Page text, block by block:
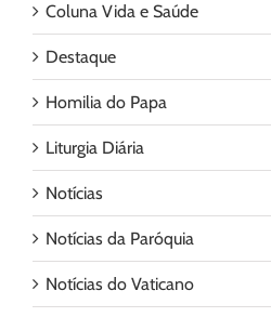
Coluna Vida e Saúde
Destaque
Homilia do Papa
Liturgia Diária
Notícias
Notícias da Paróquia
Notícias do Vaticano